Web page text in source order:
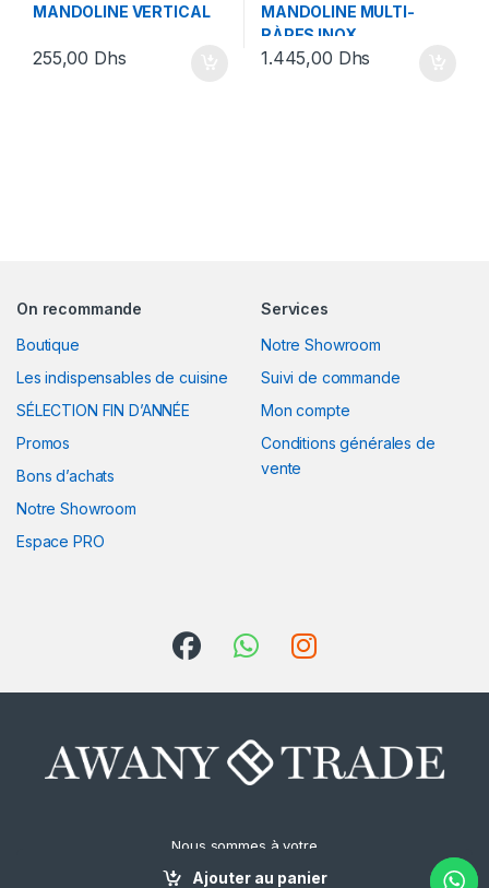
Ajouter au panier
Promotions,Sélection By
Ihssane ,Sélection Nouveautés
MANDOLINE VERTICAL
255,00 Dhs
MANDOLINE MULTI-
RÀPES INOX
1.445,00 Dhs
On recommande
Boutique
Les indispensables de cuisine
SÉLECTION FIN D’ANNÉE
Promos
Bons d’achats
Notre Showroom
Espace PRO
Services
Notre Showroom
Suivi de commande
Mon compte
Conditions générales de
vente
Nous sommes à votre